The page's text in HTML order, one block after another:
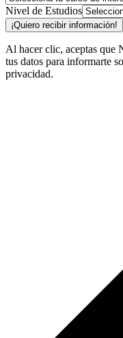
Nivel de Estudios
¡Quiero recibir información!
Al hacer clic, aceptas
tus datos para informarte
privacidad.